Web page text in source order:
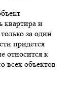
квартира и
за один
придется
относится к
всех объектов